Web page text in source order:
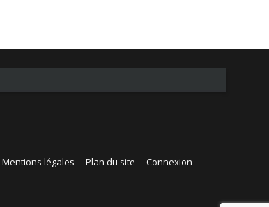
Mentions légales Plan du site Connexion